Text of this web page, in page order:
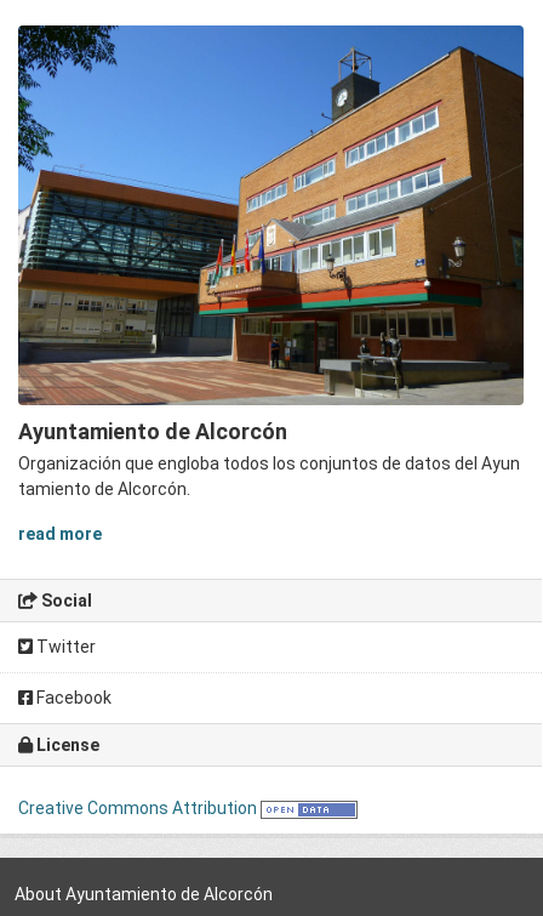
Ayuntamiento de Alcorcón
Organización que engloba todos los conjuntos de datos del Ayun
tamiento de Alcorcón.
read more
Social
Twitter
Facebook
License
Creative Commons Attribution
About Ayuntamiento de Alcorcón